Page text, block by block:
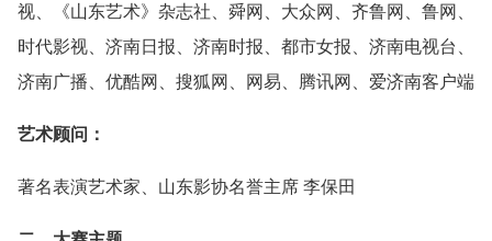
视、《山东艺术》杂志社、舜网、大众网、齐鲁网、鲁网、
时代影视、济南日报、济南时报、都市女报、济南电视台、
济南广播、优酷网、搜狐网、网易、腾讯网、爱济南客户端
艺术顾问：
著名表演艺术家、山东影协名誉主席 李保田